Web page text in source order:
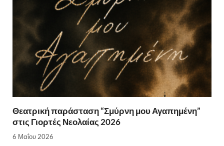
Θεατρική παράσταση “Σμύρνη μου Αγαπημένη”
στις Γιορτές Νεολαίας 2026
6 Μαΐου 2026